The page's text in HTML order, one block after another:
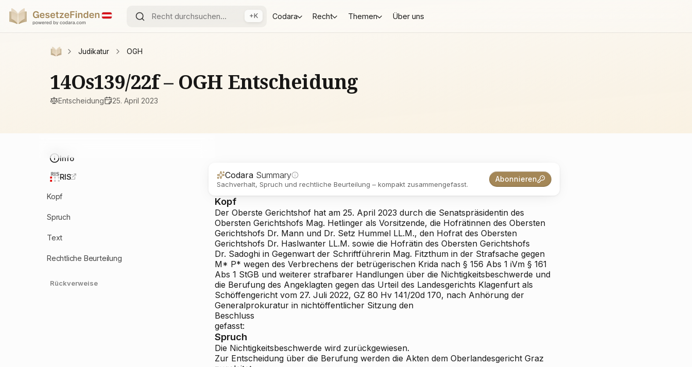
+K Codara Recht Themen Über uns
Judikatur OGH
14Os139/22f – OGH Entscheidung
Entscheidung 25. April 2023
Info
RIS
Kopf
Spruch
Text
Rechtliche Beurteilung
Rückverweise
Codara Summary
Sachverhalt, Spruch und rechtliche Beurteilung – kompakt zusammengefasst.
Abonnieren
Kopf
Der Oberste Gerichtshof hat am 25. April 2023 durch die Senatspräsidentin des
Obersten Gerichtshofs Mag. Hetlinger als Vorsitzende, die Hofrätinnen des Obersten
Gerichtshofs Dr. Mann und Dr. Setz Hummel LL.M., den Hofrat des Obersten
Gerichtshofs Dr. Haslwanter LL.M. sowie die Hofrätin des Obersten Gerichtshofs
Dr. Sadoghi in Gegenwart der Schriftführerin Mag. Fitzthum in der Strafsache gegen
M* P* wegen des Verbrechens der betrügerischen Krida nach § 156 Abs 1 iVm § 161
Abs 1 StGB und weiterer strafbarer Handlungen über die Nichtigkeitsbeschwerde und
die Berufung des Angeklagten gegen das Urteil des Landesgerichts Klagenfurt als
Schöffengericht vom 27. Juli 2022, GZ 80 Hv 141/20d 170, nach Anhörung der
Generalprokuratur in nichtöffentlicher Sitzung den
Beschluss
gefasst:
Spruch
Die Nichtigkeitsbeschwerde wird zurückgewiesen.
Zur Entscheidung über die Berufung werden die Akten dem Oberlandesgericht Graz